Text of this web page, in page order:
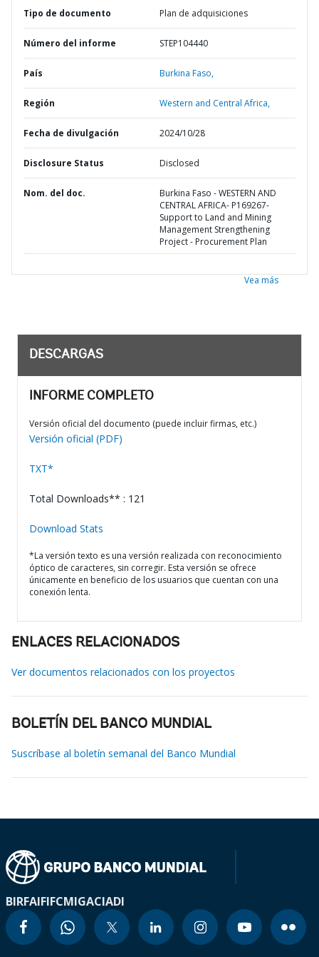
Tipo de documento Plan de adquisiciones
Número del informe STEP104440
País Burkina Faso,
Región Western and Central Africa,
Fecha de divulgación 2024/10/28
Disclosure Status Disclosed
Nom. del doc.
Burkina Faso - WESTERN AND
CENTRAL AFRICA- P169267-
Support to Land and Mining
Management Strengthening
Project - Procurement Plan
Vea más
DESCARGAS
INFORME COMPLETO
Versión oficial del documento (puede incluir firmas, etc.)
Versión oficial (PDF)
TXT*
Total Downloads** : 121
Download Stats
*La versión texto es una versión realizada con reconocimiento
óptico de caracteres, sin corregir. Esta versión se ofrece
únicamente en beneficio de los usuarios que cuentan con una
conexión lenta.
ENLACES RELACIONADOS
Ver documentos relacionados con los proyectos
BOLETÍN DEL BANCO MUNDIAL
Suscríbase al boletín semanal del Banco Mundial
BIRFAIFIFCMIGACIADI